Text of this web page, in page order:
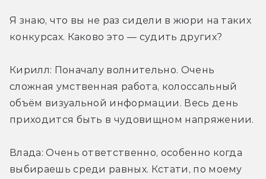
Я знаю, что вы не раз сидели в жюри на таких
конкурсах. Каково это — судить других?
Кирилл: Поначалу волнительно. Очень
сложная умственная работа, колоссальный
объём визуальной информации. Весь день
приходится быть в чудовищном напряжении.
Влада: Очень ответственно, особенно когда
выбираешь среди равных. Кстати, по моему